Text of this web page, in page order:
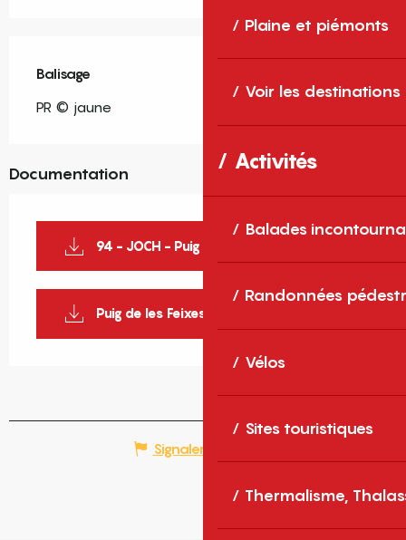
Plaine et piémonts
Voir les destinations
Activités
Balades
Randonnées
Vélos
Sites touristiques
Thermalisme,
Balisage
PR © jaune
Documentation
94 - JOCH - Puig de les Feixes
Puig de les Feixes_1
Signaler une erreur